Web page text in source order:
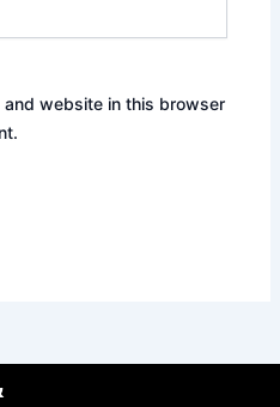
and website in this browser